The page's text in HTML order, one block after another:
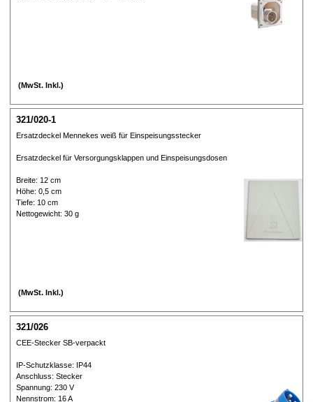
(MwSt. Inkl.)
321/020-1
Ersatzdeckel Mennekes weiß für Einspeisungsstecker
Ersatzdeckel für Versorgungsklappen und Einspeisungsdosen
Breite: 12 cm
Höhe: 0,5 cm
Tiefe: 10 cm
Nettogewicht: 30 g
(MwSt. Inkl.)
321/026
CEE-Stecker SB-verpackt
IP-Schutzklasse: IP44
Anschluss: Stecker
Spannung: 230 V
Nennstrom: 16 A